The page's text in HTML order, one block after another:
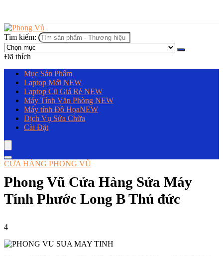
Tìm kiếm:
Đã thích
Mục Sản Phẩm
Laptop Mới NEW
Laptop Cũ Giá Rẻ NEW
Máy Tính Văn Phòng NEW
Máy tính Đồ HọaNEW
Dịch Vụ Sửa Chữa
Cài Đặt
CỬA HÀNG PHONG VŨ
Phong Vũ Cửa Hàng Sửa Máy
Tính Phước Long B Thủ đức
4